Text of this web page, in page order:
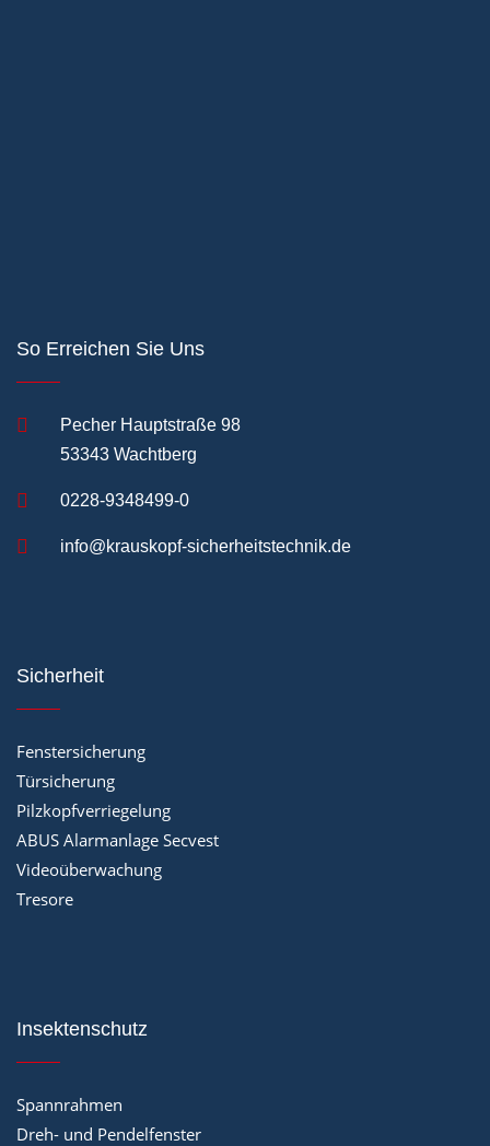
So Erreichen Sie Uns
Pecher Hauptstraße 98
53343 Wachtberg
0228-9348499-0
info@krauskopf-sicherheitstechnik.de
Sicherheit
Fenstersicherung
Türsicherung
Pilzkopfverriegelung
ABUS Alarmanlage Secvest
Videoüberwachung
Tresore
Insektenschutz
Spannrahmen
Dreh- und Pendelfenster